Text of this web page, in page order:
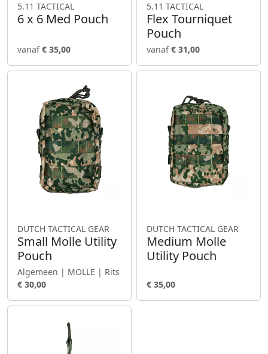
5.11 TACTICAL
6 x 6 Med Pouch
vanaf€ 35,00
5.11 TACTICAL
Flex Tourniquet
Pouch
vanaf€ 31,00
DUTCH TACTICAL GEAR
Small Molle Utility
Pouch
Algemeen | MOLLE | Rits
€ 30,00
DUTCH TACTICAL GEAR
Medium Molle
Utility Pouch
€ 35,00